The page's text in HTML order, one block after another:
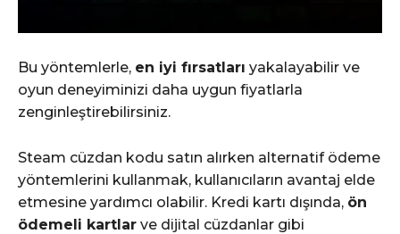
Bu yöntemlerle, en iyi fırsatları yakalayabilir ve
oyun deneyiminizi daha uygun fiyatlarla
zenginleştirebilirsiniz.
Steam cüzdan kodu satın alırken alternatif ödeme
yöntemlerini kullanmak, kullanıcıların avantaj elde
etmesine yardımcı olabilir. Kredi kartı dışında, ön
ödemeli kartlar ve dijital cüzdanlar gibi